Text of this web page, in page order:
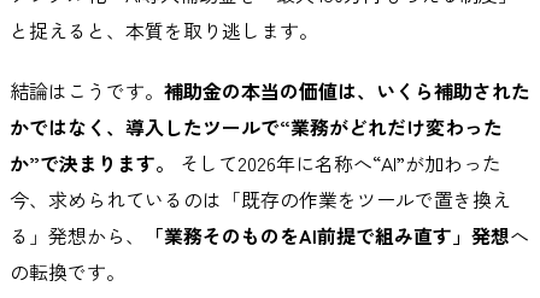
と捉えると、本質を取り逃します。
結論はこうです。 補助金の本当の価値は、いくら補助された
かではなく、導入したツールで“業務がどれだけ変わった
か”で決まります。
そして2026年に名称へ“AI”が加わった
今、求められているのは「既存の作業をツールで置き換え
る」発想から、
「業務そのものをAI前提で組み直す」発想へ
の転換です。